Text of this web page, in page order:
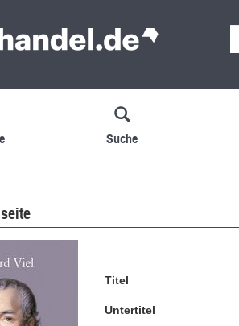
Suche
Titel
Untertitel